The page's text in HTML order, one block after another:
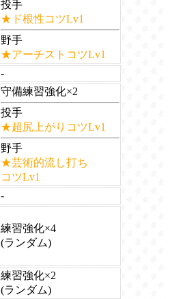
投手
★ド根性コツLv1
野手
★アーチストコツLv1
-
守備練習強化×2
投手
★超尻上がりコツLv1
野手
★芸術的流し打ち
コツLv1
-
練習強化×4
(ランダム)
練習強化×2
(ランダム)